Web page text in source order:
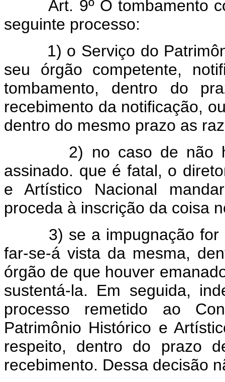
Art. 9º O tombamento
seguinte processo:
1) o Serviço do
seu órgão competente,
tombamento, dentro do
recebimento da notificação,
dentro do mesmo prazo as
2) no caso de não
assinado. que é fatal, o
e Artístico Nacional
proceda à inscrição da coisa
3) se a impugnação
far-se-á vista da mesma,
órgão de que houver
sustentá-la. Em seguida,
processo remetido ao
Patrimônio Histórico e
respeito, dentro do prazo
recebimento. Dessa decisão